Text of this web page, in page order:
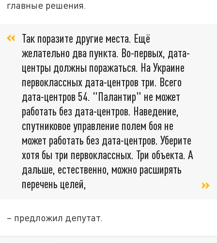
главные решения.
Так поразите другие места. Ещё
желательно два пункта. Во-первых, дата-
центры должны поражаться. На Украине
первоклассных дата-центров три. Всего
дата-центров 54. "Палантир" не может
работать без дата-центров. Наведение,
спутниковое управление полем боя не
может работать без дата-центров. Уберите
хотя бы три первоклассных. Три объекта. А
дальше, естественно, можно расширять
перечень целей,
– предложил депутат.